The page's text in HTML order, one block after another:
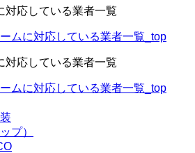
対応している業者一覧
ムに対応している業者一覧_top
対応している業者一覧
ムに対応している業者一覧_top
プ）